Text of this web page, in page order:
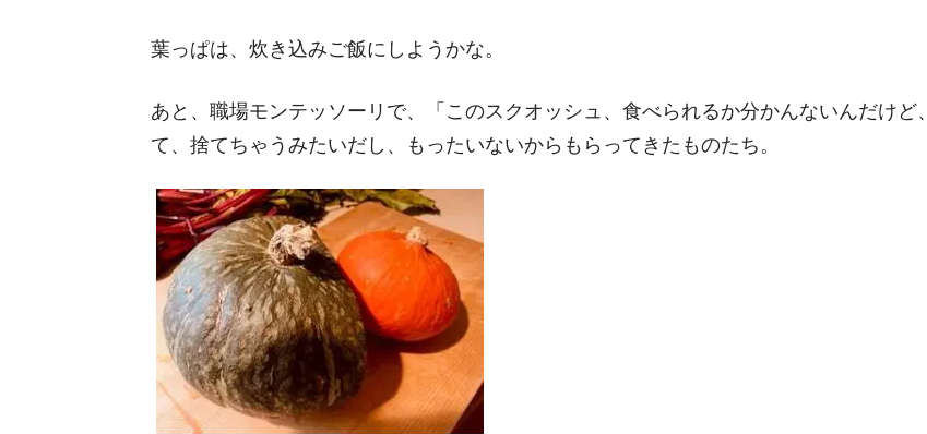
葉っぱは、炊き込みご飯にしようかな。
あと、職場モンテッソーリで、「このスクオッシュ、食べられるか分かんないんだけ
て、捨てちゃうみたいだし、もったいないからもらってきたものたち。